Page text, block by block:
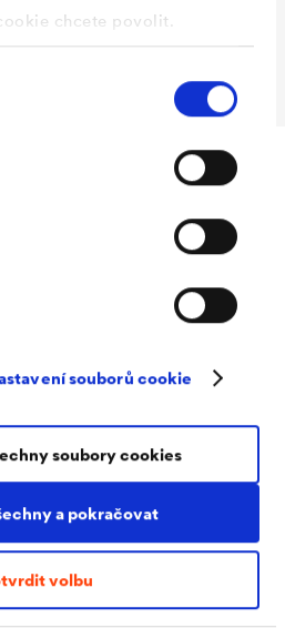
chcete povolit.
souborů cookie
a pokračovat
volbu
soubory cookies